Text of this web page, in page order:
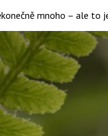
mnoho – ale to